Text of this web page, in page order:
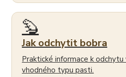
🦫
Jak odchytit bobra
Praktické informace k
vhodného typu pasti.